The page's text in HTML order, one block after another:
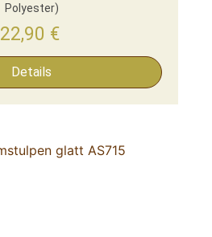
Polyester)
22,90 €
Details